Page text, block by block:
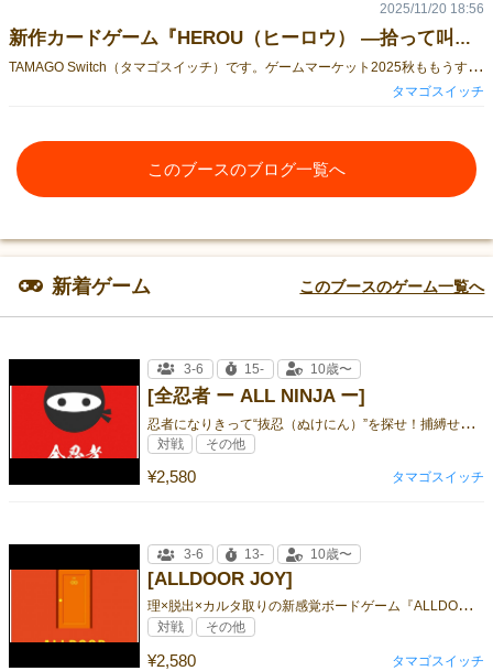
新作カードゲーム『HEROU（ヒーロウ） ―拾って叫べ！ゴミバトルウォーズ―』発売します！《両日S01》
T
AMAGO Switch（タマゴスイッチ）です。ゲームマーケット2025秋ももうすぐ！初出展なので毎日ドキドキしています…！ゲームマーケット2025秋で発売する、新作カードゲーム 『HEROU（ヒーロウ）―拾って叫べ！ゴミバトルウォーズ―』 をご紹介します！■どんなゲーム？『HEROU』は、宇宙人がまき散らした“奇妙なゴミ”を拾い集めて役をつくり、大声で必殺技を叫んで戦う対戦カードゲーム です！地球にゴミを撒き散らした宇宙人・ポイステルッチャを倒すため、プレイヤーはヒーローとなって街のゴミを回収！でも、あちこちに紛れ込んだ 「有毒スライム」 がクセ者で…… ■HEROUのココがポイント！① “拾うだけじゃない” 神経衰弱 × 駆け引きのゲーム性・カードをめくり、ペアにできれば処理できる・普通の神経衰弱と違って、めくったカードはそのまま表向きに！？（それが駆け引きに繋がります！）・街エリアの表向きカードともペアにできる・「有毒スライム」で大逆転シンプルだけど、「どう動くと一番有利？」「スライム来ちゃった…ストックする？ 表向きにする？」みたいな悩ましい選択が続きます。② 揃ったら “絶対に” 必殺技を叫ぶ！役が揃ったら……大声で叫んでください。必ずです。例「ダブルトラッシュ……ボォォォ！！」「ヴェノムバーストッ！！」「ズアァァァァ！！」カードにはそれぞれ 二つ名 があり、叫ぶほど 気分は完全にヒーロー に！③ パーティーゲームとして盛り上がる！・二つ名を叫ぶ・必殺技を叫ぶ・チェンジカードで大逆転…とにかくカオスで笑いが止まりません。■叫ぶの超楽しいです！『HEROU』は、「拾って、揃えて、叫ぶ」この3つの気持ちよさを最大化したカードゲームです。カードの二つ名を全力で叫んで、必殺技も恥ずかしがらずに叫んで、ぜひ“ヒーロー気分”を味わってください！ブースでお待ちしています！
2025/11/20 18:56
タマゴスイッチ
このブースのブログ一覧へ
新着ゲーム このブースのゲーム一覧へ
[全忍者 ー ALL NINJA ー]
忍
者になりきって“抜忍（ぬけにん）”を探せ！捕縛せよ！
¥2,580
3-6 15- 10歳〜
対戦 その他
タマゴスイッチ
[ALLDOOR JOY]
理
×脱出×カルタ取りの新感覚ボードゲーム『ALLDOOR』シリーズ！ カラフルでポップな世界観へ！
¥2,580
3-6 13- 10歳〜
対戦 その他
タマゴスイッチ